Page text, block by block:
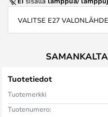
VALITSE E27 VALONLÄHDE
Tuotetiedot
Tuotemerkki
Tuotenumero: